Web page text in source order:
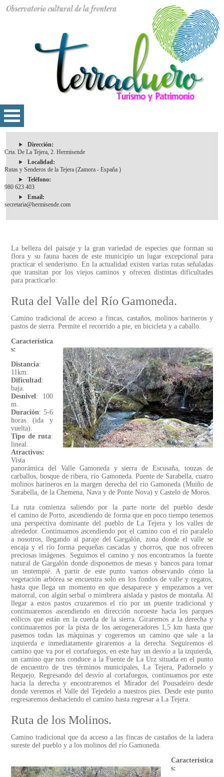
Dirección:
Crta. De La Tejera, 2. Hermisende
Localidad:
Rutas y Senderos de la Tejera (Zamora - España )
Teléfono:
980 623 403
Email:
secretaria@hermisende.com
La belleza del paisaje y la gran variedad de especies que forman su
flora y su fauna hacen de este municipio un lugar excepcional para
practicar el senderismo. En la actualidad existen varias rutas señaladas
que transitan por los viejos caminos y ofrecen distintas dificultades
para practicarlo:
Ruta del Valle del Río Gamoneda.
Camino tradicional de acceso a fincas, castaños, molinos harineros y
pastos de sierra. Permite el recorrido a pie, en bicicleta y a caballo.
Característica
s:
Distancia:
11km.
Dificultad:
baja.
Desnivel: 100
m.
Duración: 5-6
horas (ida y
vuelta).
Tipo de ruta:
lineal.
Atractivos:
Vista
panorámica del Valle Gamoneda y sierra de Escusaña, touzas de
carballos, bosque de ribera, río Gamoneda. Puente de Sarabella, cuatro
molinos harineros en la margen derecha del río Gamoneda (Muiño de
Sarabella, de la Chemena, Nava y de Ponte Nova) y Castelo de Moros.
La ruta comienza saliendo por la parte norte del pueblo desde
el camino de Porto, ascendiendo de forma que en poco tiempo tenemos
una perspectiva dominante del pueblo de La Tejera y los valles de
alrededor. Continuamos ascendiendo por el camino con el río paralelo
a nosotros, llegando al paraje del Gargalón, zona donde el valle se
encaja y el río forma pequeñas cascadas y chorros, que nos ofrecen
preciosas imágenes. Seguimos el camino y nos encontramos la fuente
natural de Gargalón donde disponemos de mesas y bancos para tomar
un tentempié. A partir de este punto vamos observando cómo la
vegetación arbórea se encuentra solo en los fondos de valle y regatos,
hasta que llega un momento en que desaparece y empezamos a ver
matorral, con algún serbal o mimbrera aislada y pastos de montaña. Al
llegar a estos pastos cruzaremos el río por un puente tradicional y
continuaremos ascendiendo en dirección noroeste hacia los parques
eólicos que están en la cuerda de la sierra. Giraremos a la derecha y
continuaremos por la pista de los aerogeneradores 1,5 km hasta que
pasemos todas las máquinas y cogeremos un camino que sale a la
izquierda e inmediatamente giraremos a la derecha. Seguiremos el
camino que va por el cortafuegos, en este hay un desvío a la izquierda,
un camino que nos conduce a la Fuente de La Urz situada en el punto
de encuentro de tres términos municipales, La Tejera, Padornelo y
Requejo. Regresando del desvío al cortafuegos, continuamos por este
hacia la derecha y encontraremos el Mirador del Pousadeiro desde
donde veremos el Valle del Tejedelo a nuestros pies. Desde este punto
regresaremos deshaciendo el camino hasta regresar a La Tejera.
Ruta de los Molinos.
Camino tradicional que da acceso a las fincas de castaños de la ladera
sureste del pueblo y a los molinos del río Gamoneda.
Característica
s: